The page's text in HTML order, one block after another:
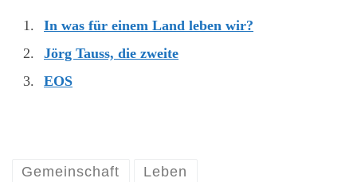
In was für einem Land leben wir?
Jörg Tauss, die zweite
EOS
Gemeinschaft Leben